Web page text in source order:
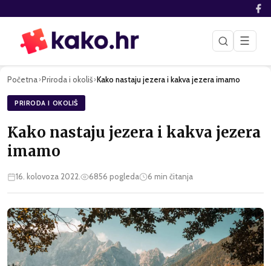
☰
Početna›Priroda i okoliš›Kako nastaju jezera i kakva jezera imamo
PRIRODA I OKOLIŠ
Kako nastaju jezera i kakva jezera
imamo
16. kolovoza 2022. 6856 pogleda 6 min čitanja